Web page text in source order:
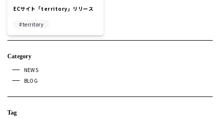
Category
NEWS
BLOG
Tag
ECサイト「territory」リリース
territory